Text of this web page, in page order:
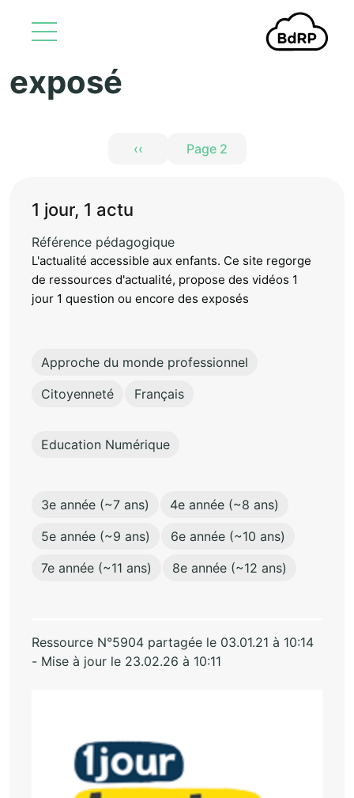
exposé
Page précédente
‹‹ Page 2
1 jour, 1 actu
Référence pédagogique
L'actualité accessible aux enfants. Ce site regorge
de ressources d'actualité, propose des vidéos 1
jour 1 question ou encore des exposés
Approche du monde professionnel
Citoyenneté
Français
Education Numérique
3e année (~7 ans)
4e année (~8 ans)
5e année (~9 ans)
6e année (~10 ans)
7e année (~11 ans)
8e année (~12 ans)
Ressource N°5904 partagée le 03.01.21 à 10:14
- Mise à jour le 23.02.26 à 10:11